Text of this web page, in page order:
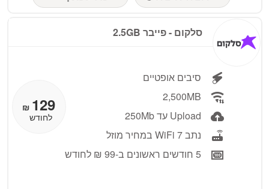
סלקום - פייבר 2.5GB
סיבים אופטיים
2,500MB
Upload עד 250Mb
נתב WiFi 7 במחיר מוזל
5 חודשים ראשונים ב-99 ₪ לחודש
129
₪
לחודש